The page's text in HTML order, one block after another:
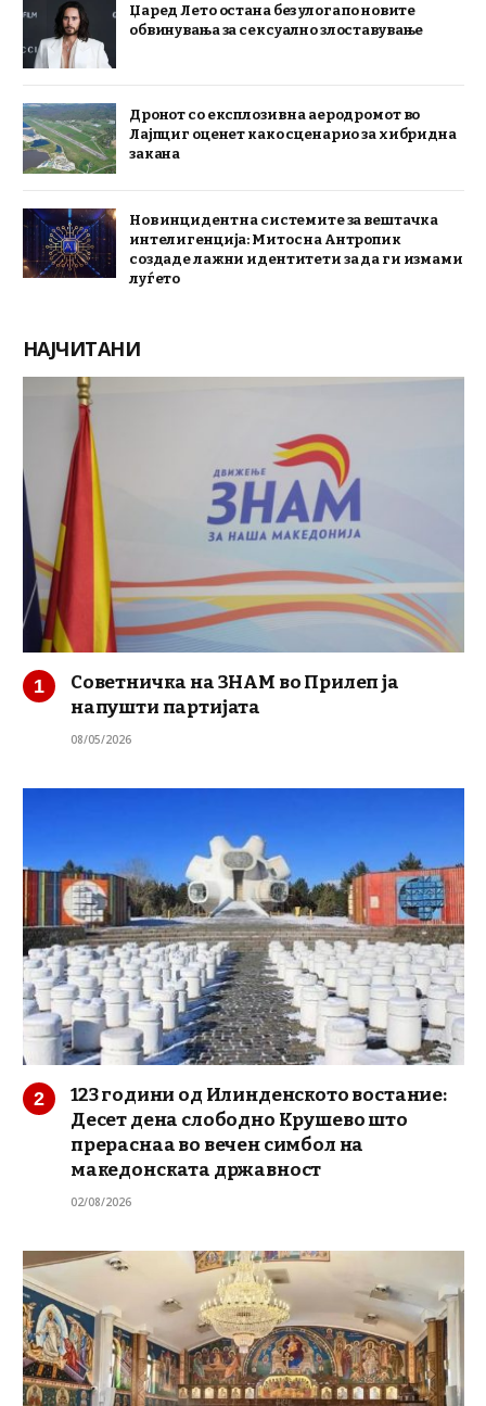
Џаред Лето остана без улога по новите
обвинувања за сексуално злоставување
Дронот со експлозив на аеродромот во
Лајпциг оценет како сценарио за хибридна
закана
Нов инцидент на системите за вештачка
интелигенција: Митос на Антропик
создаде лажни идентитети за да ги измами
луѓето
НАЈЧИТАНИ
Советничка на ЗНАМ во Прилеп ја
напушти партијата
08/05/2026
123 години од Илинденското востание:
Десет дена слободно Крушево што
прераснаа во вечен симбол на
македонската државност
02/08/2026